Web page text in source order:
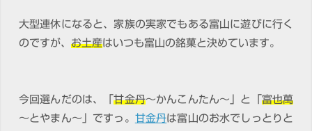
大型連休になると、家族の実家でもある富山に遊びに行く
のですが、 お土産はいつも富山の銘菓と決めています。
今回選んだのは、「甘金丹～かんこんたん～」と「 富也萬
～とやまん～」ですっ。 甘金丹は富山のお水でしっとりと